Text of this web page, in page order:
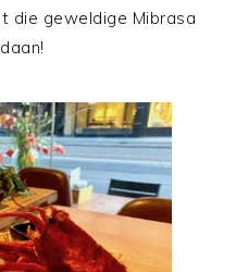
die geweldige Mibrasa